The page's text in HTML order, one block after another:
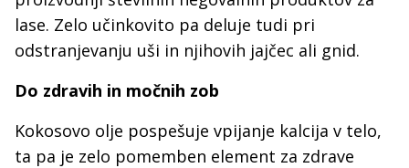
lase. Zelo učinkovito pa deluje tudi pri
odstranjevanju uši in njihovih jajčec ali gnid.
Do zdravih in močnih zob
Kokosovo olje pospešuje vpijanje kalcija v telo,
ta pa je zelo pomemben element za zdrave